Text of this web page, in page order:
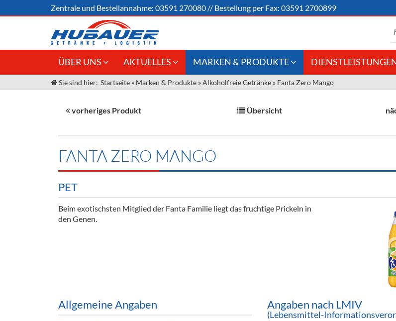
Zentrale und Bestellannahme: 03591 270080 // Bestellung per Fax: 03591 2700899
ÜBER UNS
Jobs
Unser Liefergebiet
AKTUELLES
Angebote Gastronomie &
Gastronomie
Großhandel
Innovation - Die Neue Art des
Termine
MARKEN & PRODUKTE
Weine & Schaumwein
Alkoholfreie Getränke
Kaffee
Theken + Zubehör
Kommisionskauf &
Sie sind hier: Startseite » Marken & Produkte »Alkoholfreie Getränke » Fanta Zero Mango
vorheriges Produkt Übersicht
FANTA ZERO MANGO
PET
Beim exotischsten Mitglied der Fanta Familie liegt das fruchtige Prickeln in
den Genen.
Allgemeine Angaben Angaben nach LMIV
(Lebensmittel-